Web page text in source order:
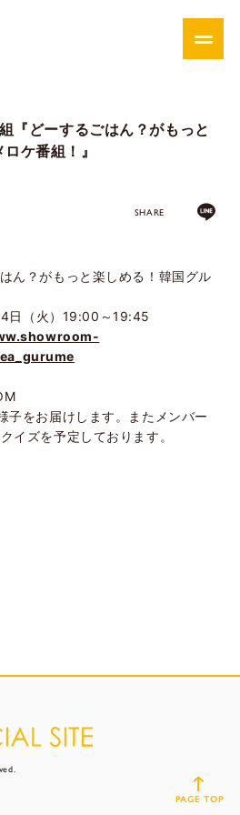
『どーするごはん？がもっと
ケ番組！』
SHARE
ん？がもっと楽しめる！韓国グル
日（火）19:00～19:45
子をお届けします。またメンバー
イズを予定しております。
PAGE TOP